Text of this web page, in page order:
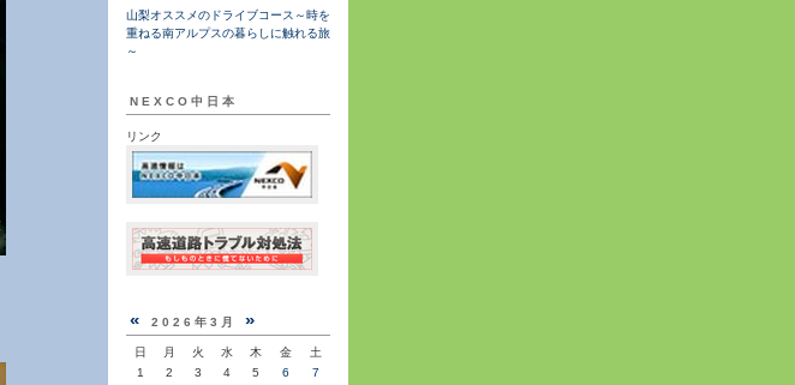
山梨オススメのドライブコース～時を
重ねる南アルプスの暮らしに触れる旅
～
NEXCO中日本
リンク
« 2026年3月 »
日 月 火 水 木 金
土
1
2 3 4 5 6
7